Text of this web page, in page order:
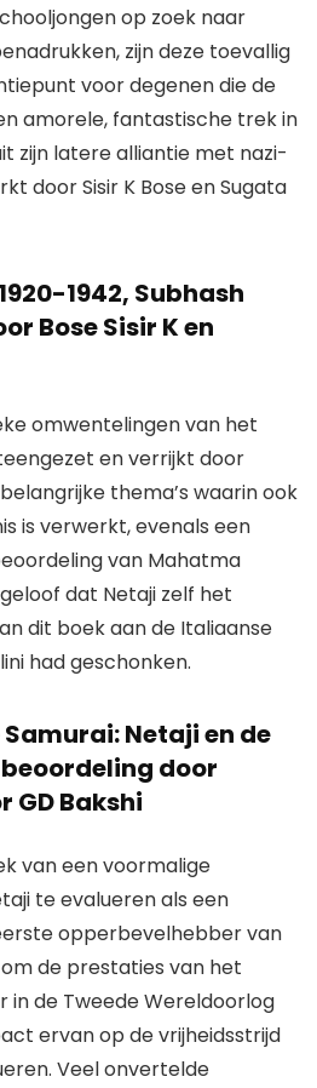
op zoek naar
zijn deze toevallig
voor degenen die de
​​amorele, fantastische trek in
zijn latere alliantie met nazi-
door Sisir K Bose en Sugata
1942, Subhash
Bose Sisir K en
omwentelingen van het
en verrijkt door
thema’s waarin ook
is verwerkt, evenals een
van Mahatma
dat Netaji zelf het
dit boek aan de Italiaanse
had geschonken.
Samurai: Netaji en de
door
Bakshi
van een voormalige
te evalueren als een
opperbevelhebber van
de prestaties van het
in de Tweede Wereldoorlog
ervan op de vrijheidsstrijd
Veel onvertelde